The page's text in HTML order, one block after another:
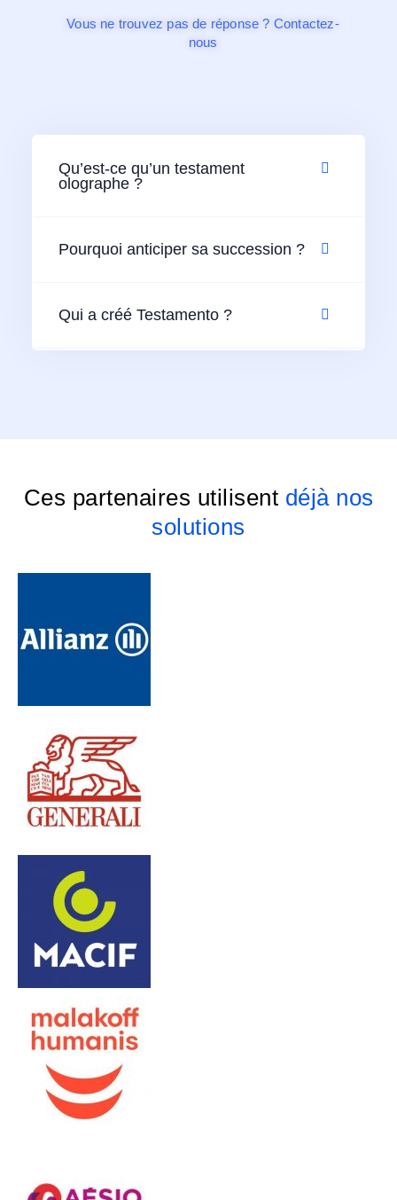
Vous ne trouvez pas de réponse ? Contactez-
nous
Qu’est-ce qu’un testament
olographe ?
Pourquoi anticiper sa succession ?
Qui a créé Testamento ?
Ces partenaires utilisent déjà nos
solutions